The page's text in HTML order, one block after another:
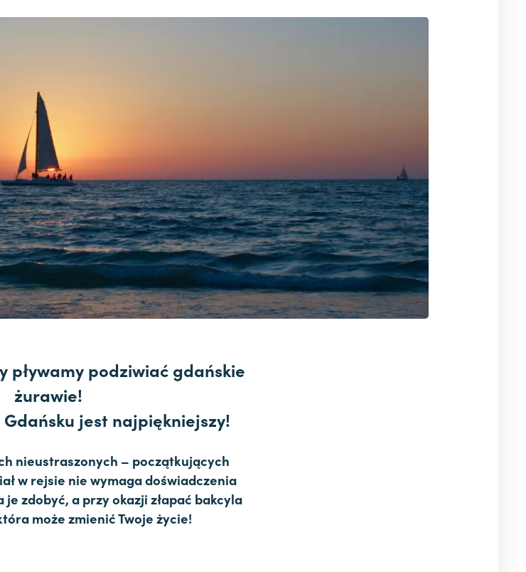
pływamy podziwiać gdańskie
żurawie!
Gdańsku jest najpiękniejszy!
nieustraszonych – początkujących
w rejsie nie wymaga doświadczenia
zdobyć, a przy okazji złapać bakcyla
może zmienić Twoje życie!